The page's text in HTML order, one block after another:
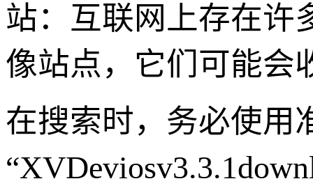
站：互联网上存在许
像站点，它们可能会
在搜索时，务必使用